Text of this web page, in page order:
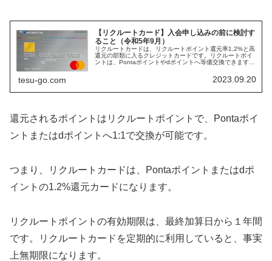
【リクルートカード】入会申し込みの前に検討す
ること（令和5年9月）
リクルートカードは、リクルートポイント還元率1,2%と高
還元の部類に入るクレジットカードです。リクルートポイ
ントは、Pontaポイントやdポイントへ等価交換できます。
tesu-go.com 2023.09.20
還元されるポイントはリクルートポイントで、Pontaポイ
ントまたはdポイントへ1:1で交換が可能です。
つまり、リクルートカードは、Pontaポイントまたはdポ
イントの1.2%還元カードになります。
リクルートポイントの有効期限は、最終加算日から１年間
です。リクルートカードを定期的に利用していると、事実
上無期限になります。